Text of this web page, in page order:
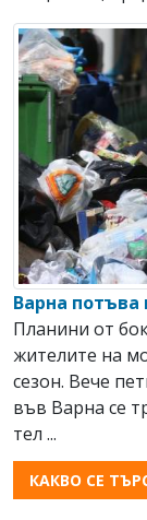
Варна потъва
Планини от
жителите на
сезон. Вече
във Варна се
тел ...
КАКВО СЕ